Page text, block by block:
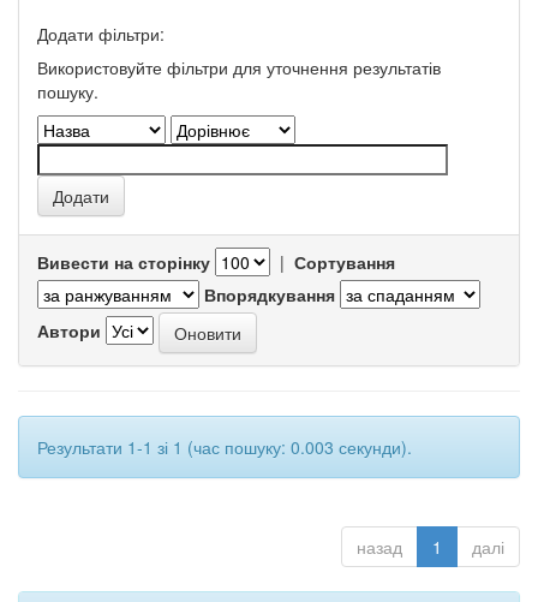
Додати фільтри:
Використовуйте фільтри для уточнення результатів
пошуку.
Вивести на сторінку | Сортування
Впорядкування
Автори
Результати 1-1 зі 1 (час пошуку: 0.003 секунди).
назад 1 далі